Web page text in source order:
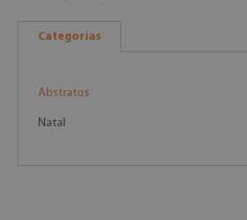
Categorias
Abstratos
Natal